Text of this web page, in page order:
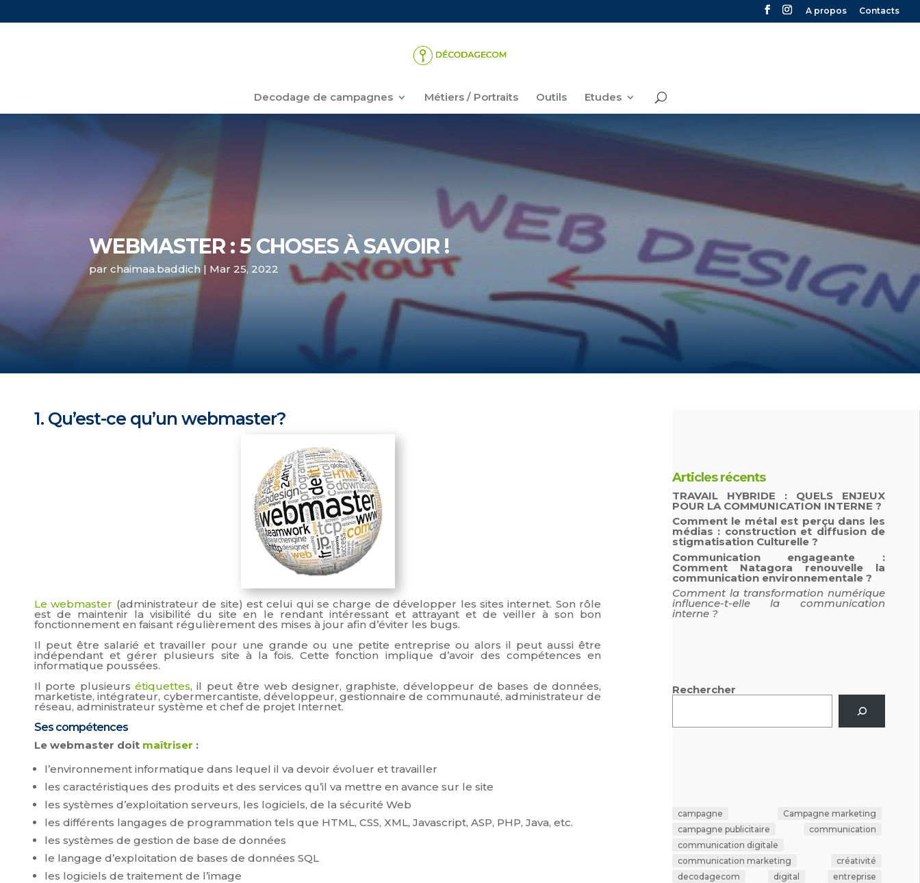
A propos Contacts
Decodage de campagnes Métiers / Portraits Outils Etudes
WEBMASTER : 5 CHOSES À SAVOIR !
parchaimaa.baddich| Mar 25, 2022
1. Qu’est-ce qu’un webmaster?
Le webmaster (administrateur de site) est celui qui se charge de développer les sites internet. Son rôle
est de maintenir la visibilité du site en le rendant intéressant et attrayant et de veiller à son bon
fonctionnement en faisant régulièrement des mises à jour afin d’éviter les bugs.
Il peut être salarié et travailler pour une grande ou une petite entreprise ou alors il peut aussi être
indépendant et gérer plusieurs site à la fois. Cette fonction implique d’avoir des compétences en
informatique poussées.
Il porte plusieursétiquettes, il peut être web designer, graphiste, développeur de bases de données,
marketiste, intégrateur, cybermercantiste, développeur, gestionnaire de communauté, administrateur de
réseau, administrateur système et chef de projet Internet.
Ses compétences
Le webmaster doit maîtriser :
l’environnement informatique dans lequel il va devoir évoluer et travailler
les caractéristiques des produits et des services qu’il va mettre en avance sur le site
les systèmes d’exploitation serveurs, les logiciels, de la sécurité Web
les différents langages de programmation tels que HTML, CSS, XML, Javascript, ASP, PHP, Java, etc.
les systèmes de gestion de base de données
le langage d’exploitation de bases de données SQL
les logiciels de traitement de l’image
Articles récents
TRAVAIL HYBRIDE : QUELS ENJEUX
POUR LA COMMUNICATION INTERNE ?
Comment le métal est perçu dans les
médias : construction et diffusion de
stigmatisation Culturelle ?
Communication engageante :
Comment Natagora renouvelle la
communication environnementale ?
Comment la transformation numérique
influence-t-elle la communication
interne ?
Rechercher
campagne
Campagne marketing
campagne publicitaire
communication
communication digitale
communication marketing
créativité
decodagecom
digital
entreprise